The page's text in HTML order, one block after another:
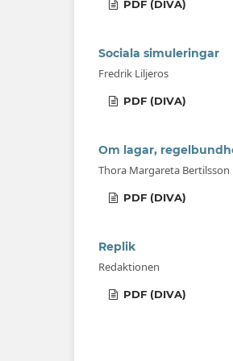
PDF (DIVA)
Sociala simuleringar
Fredrik Liljeros
PDF (DIVA)
Om lagar,
Thora Margareta Bertilsson
PDF (DIVA)
Replik
Redaktionen
PDF (DIVA)